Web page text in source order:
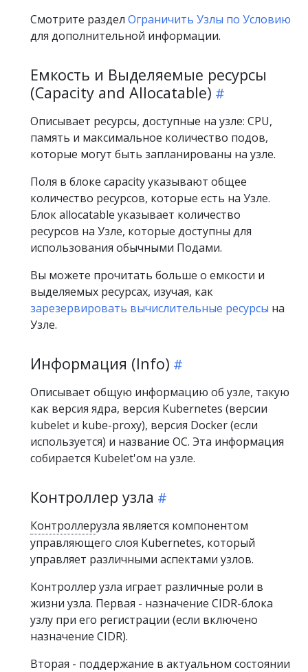
Смотрите раздел Ограничить Узлы по Условию
для дополнительной информации.
Емкость и Выделяемые ресурсы
(Capacity and Allocatable)
Описывает ресурсы, доступные на узле: CPU,
память и максимальное количество подов,
которые могут быть запланированы на узле.
Поля в блоке capacity указывают общее
количество ресурсов, которые есть на Узле.
Блок allocatable указывает количество
ресурсов на Узле, которые доступны для
использования обычными Подами.
Вы можете прочитать больше о емкости и
выделяемых ресурсах, изучая, как
зарезервировать вычислительные ресурсы на
Узле.
Информация (Info)
Описывает общую информацию об узле, такую
как версия ядра, версия Kubernetes (версии
kubelet и kube-proxy), версия Docker (если
используется) и название ОС. Эта информация
собирается Kubelet'ом на узле.
Контроллер узла
Контроллерузла является компонентом
управляющего слоя Kubernetes, который
управляет различными аспектами узлов.
Контроллер узла играет различные роли в
жизни узла. Первая - назначение CIDR-блока
узлу при его регистрации (если включено
назначение CIDR).
Вторая - поддержание в актуальном состоянии